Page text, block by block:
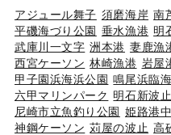
アジュール舞子 須磨海岸 南
平磯海づり公園 垂水漁港 明
武庫川一文字 洲本港 妻鹿漁
西宮ケーソン 林崎漁港 岩屋
甲子園浜海浜公園 鳴尾浜臨
六甲マリンパーク 明石新波止
尼崎市立魚釣り公園 姫路港
神鋼ケーソン 苅屋の波止 高